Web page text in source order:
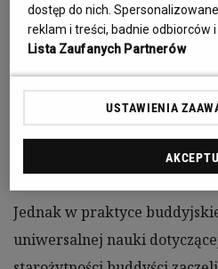
jedynie w sercu. Czasami o
przypomina kartka z
domowym ołtarzyku.
Jak założyć Miejsce Pamięci
Jednak w praktyce
uniwersalnej nauki
dostęp do nich.
reklam i treści, badnie odbiorców i
Lista Zaufanych Partnerów
USTAWIENIA